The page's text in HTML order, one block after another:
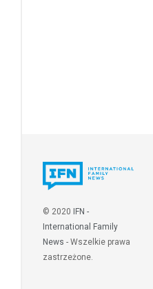
© 2020 IFN -
International Family
News - Wszelkie prawa
zastrzeżone.